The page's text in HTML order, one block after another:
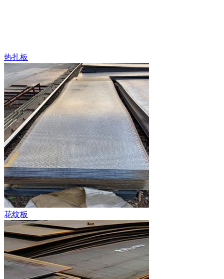
热扎板
花纹板